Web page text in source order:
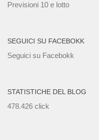
Previsioni 10 e lotto
SEGUICI SU FACEBOKK
Seguici su Facebokk
STATISTICHE DEL BLOG
478.426 click